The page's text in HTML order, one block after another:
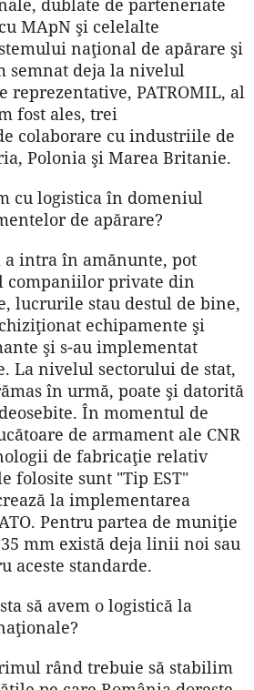
dublate de parteneriate
MApN şi celelalte
naţional de apărare şi
semnat deja la nivelul
reprezentative, PATROMIL, al
fost ales, trei
colaborare cu indus­triile de
Polonia şi Marea Britanie.
cu logistica în domeniul
de apărare?
a intra în amănunte, pot
companiilor private din
lucrurile stau destul de bine,
echipamente şi
şi s-au implementat
La nivelul sectorului de stat,
în urmă, poate şi datorită
În momentul de
de armament ale CNR
de fabricaţie relativ
folosite sunt "Tip EST"
la implementarea
Pentru partea de muniţie
mm există deja linii noi sau
aceste standarde.
să avem o logistică la
rând trebuie să stabilim